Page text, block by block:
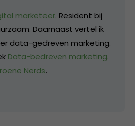
marketeer. Resident bij
Daarnaast vertel ik
data-gedreven marketing.
Data-bedreven marketing.
Nerds.